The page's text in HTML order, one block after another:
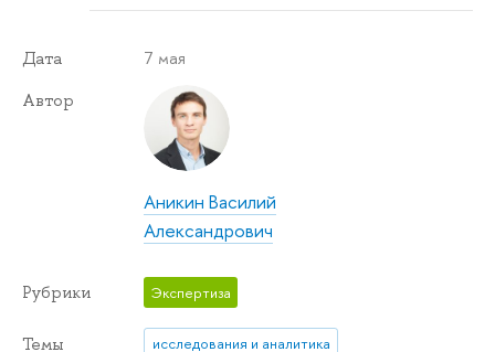
Дата 7 мая
Автор
Аникин Василий
Александрович
Рубрики Экспертиза
Темы
исследования и аналитика